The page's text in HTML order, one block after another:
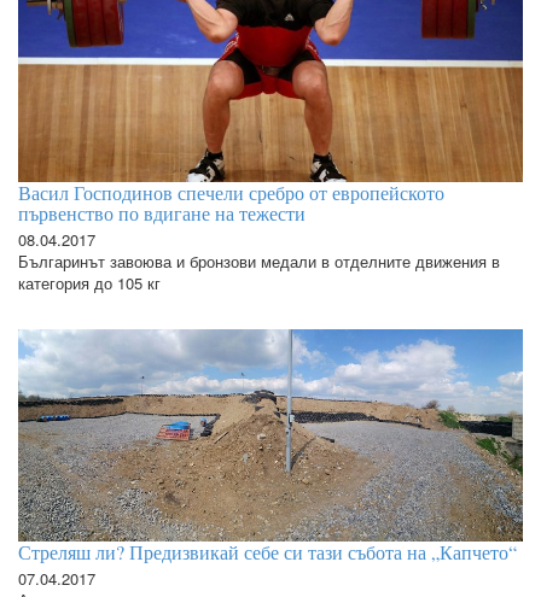
Васил Господинов спечели сребро от европейското
първенство по вдигане на тежести
08.04.2017
Българинът завоюва и бронзови медали в отделните движения в
категория до 105 кг
Стреляш ли? Предизвикай себе си тази събота на „Капчето“
07.04.2017